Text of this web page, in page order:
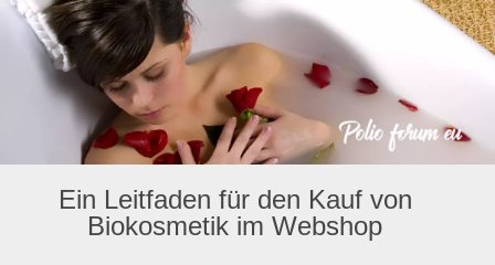
Ein Leitfaden für den Kauf von
Biokosmetik im Webshop